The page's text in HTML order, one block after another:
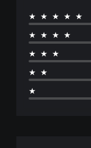
★★★★★
★★★★
★★★
★★
★